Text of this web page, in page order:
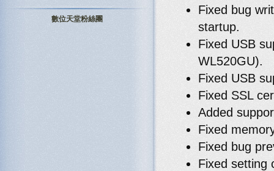
Fixed bug
startup.
Fixed USB
WL520GU).
Fixed USB
Fixed SSL
Added
Fixed
Fixed bug
Fixed setting
數位天堂粉絲團